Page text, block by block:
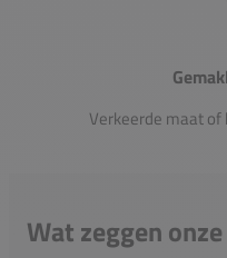
Verkeerde maat of
Wat zeggen